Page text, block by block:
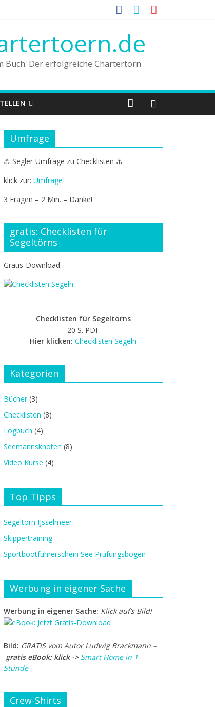
Buch: Der erfolgreiche Chartertörn
Umfrage
⚓ Segler-Umfrage zu Checklisten ⚓
klick zur: Umfrage
3 Fragen – 2 Min. – Danke!
gratis: Checklisten für
Segeltörns
Gratis-Download:
Checklisten für Segeltörns
20 S. PDF
Hier klicken: Checklisten Segeln
Kategorien
Bücher(3)
Checklisten (8)
Logbuch (4)
Seemannsknoten (8)
Video Kurse (4)
Top Tipps
Segeltörn IJsselmeer
Skippertraining
Sportbootführerschein See Prüfungsbögen
Werbung in eigener Sache
Werbung in eigener Sache: Klick auf’s Bild!
Bild: GRATIS vom Autor Ludwig Brackmann –
gratis eBook: klick -> Smart Home in 1
Stunde
Crew-Shirts